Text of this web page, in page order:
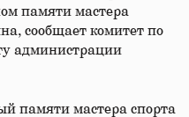
памяти мастера
сообщает комитет по
администрации
памяти мастера спорта